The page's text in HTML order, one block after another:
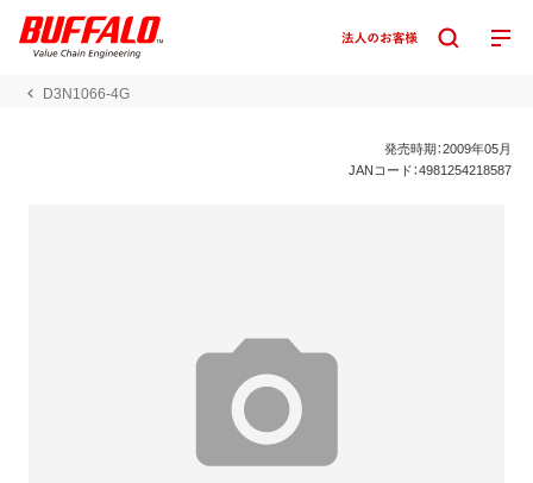
D3N1066-4G
発売時期：2009年05月
JANコード：4981254218587